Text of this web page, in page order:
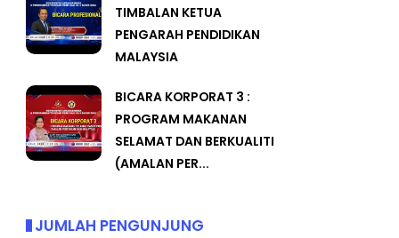
TIMBALAN KETUA
PENGARAH PENDIDIKAN
MALAYSIA
BICARA KORPORAT 3 :
PROGRAM MAKANAN
SELAMAT DAN BERKUALITI
(AMALAN PER...
JUMLAH PENGUNJUNG